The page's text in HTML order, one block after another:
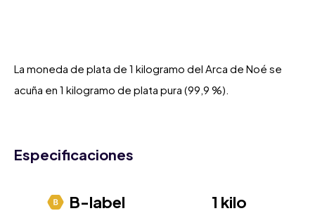
La moneda de plata de 1 kilogramo del Arca de Noé se
acuña en 1 kilogramo de plata pura (99,9 %).
Especificaciones
B-label 1 kilo